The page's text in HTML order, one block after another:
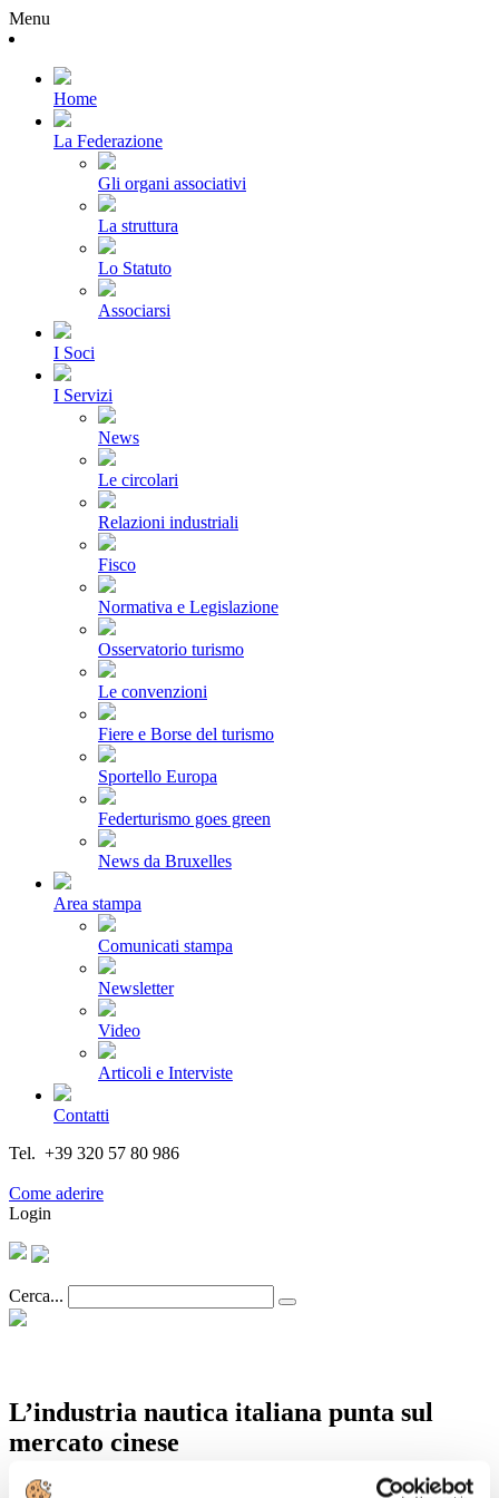
Menu
Home
La Federazione
Gli organi associativi
La struttura
Lo Statuto
Associarsi
I Soci
I Servizi
News
Le circolari
Relazioni industriali
Fisco
Normativa e Legislazione
Osservatorio turismo
Le convenzioni
Fiere e Borse del turismo
Sportello Europa
Federturismo goes green
News da Bruxelles
Area stampa
Comunicati stampa
Newsletter
Video
Articoli e Interviste
Contatti
Tel. +39 320 57 80 986
Come aderire
Login
Cerca...
L’industria nautica italiana punta sul
mercato cinese
Dettagli